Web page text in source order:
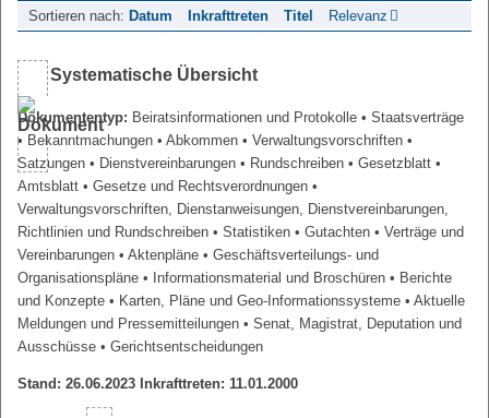
Sortieren nach: Datum Inkrafttreten Titel Relevanz
Systematische Übersicht
Dokumententyp: Beiratsinformationen und Protokolle • Staatsverträge
• Bekanntmachungen • Abkommen • Verwaltungsvorschriften •
Satzungen • Dienstvereinbarungen • Rundschreiben • Gesetzblatt •
Amtsblatt • Gesetze und Rechtsverordnungen •
Verwaltungsvorschriften, Dienstanweisungen, Dienstvereinbarungen,
Richtlinien und Rundschreiben • Statistiken • Gutachten • Verträge und
Vereinbarungen • Aktenpläne • Geschäftsverteilungs- und
Organisationspläne • Informationsmaterial und Broschüren • Berichte
und Konzepte • Karten, Pläne und Geo-Informationssysteme • Aktuelle
Meldungen und Pressemitteilungen • Senat, Magistrat, Deputation und
Ausschüsse • Gerichtsentscheidungen
Stand: 26.06.2023 Inkrafttreten: 11.01.2000